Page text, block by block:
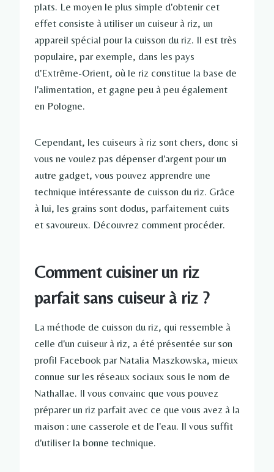
plats. Le moyen le plus simple d'obtenir cet
effet consiste à utiliser un cuiseur à riz, un
appareil spécial pour la cuisson du riz. Il est très
populaire, par exemple, dans les pays
d'Extrême-Orient, où le riz constitue la base de
l'alimentation, et gagne peu à peu également
en Pologne.
Cependant, les cuiseurs à riz sont chers, donc si
vous ne voulez pas dépenser d'argent pour un
autre gadget, vous pouvez apprendre une
technique intéressante de cuisson du riz. Grâce
à lui, les grains sont dodus, parfaitement cuits
et savoureux. Découvrez comment procéder.
Comment cuisiner un riz
parfait sans cuiseur à riz ?
La méthode de cuisson du riz, qui ressemble à
celle d'un cuiseur à riz, a été présentée sur son
profil Facebook par Natalia Maszkowska, mieux
connue sur les réseaux sociaux sous le nom de
Nathallae. Il vous convainc que vous pouvez
préparer un riz parfait avec ce que vous avez à la
maison : une casserole et de l'eau. Il vous suffit
d'utiliser la bonne technique.